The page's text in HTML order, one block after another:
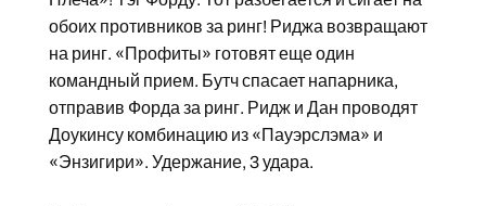
обоих противников за ринг! Риджа возвращают
на ринг. «Профиты» готовят еще один
командный прием. Бутч спасает напарника,
отправив Форда за ринг. Ридж и Дан проводят
Доукинсу комбинацию из «Пауэрслэма» и
«Энзигири». Удержание, 3 удара.